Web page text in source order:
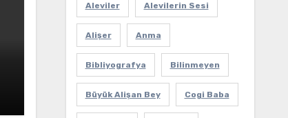
Aleviler Alevilerin Sesi
Alişer Anma
Bibliyografya Bilinmeyen
Büyük Alişan Bey Cogi Baba